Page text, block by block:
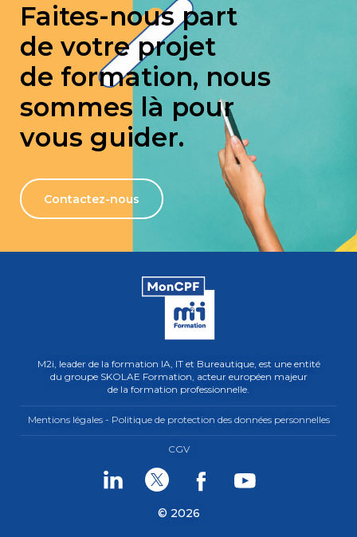
Faites-nous part
de votre projet
de formation, nous
sommes là pour
vous guider.
Contactez-nous
M2i, leader de la formation IA, IT et Bureautique, est une entité
du groupe SKOLAE Formation, acteur européen majeur
de la formation professionnelle.
Mentions légales - Politique de protection des données personnelles
CGV
Facebook Youtube
© 2026